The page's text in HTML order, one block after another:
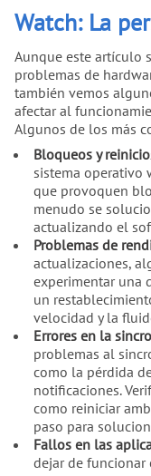
Watch: La
Aunque este artículo
problemas de
también vemos
afectar al
Algunos de los más
Bloqueos y
sistema operativo
que provoquen
menudo se
actualizando el
Problemas de
actualizaciones,
experimentar una
un
velocidad y la
Errores en la
problemas al
como la pérdida
notificaciones.
como reiniciar
paso para
Fallos en las
dejar de funcionar